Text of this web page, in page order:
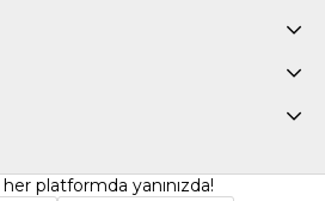
platformda yanınızda!